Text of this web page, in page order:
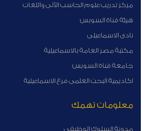
مركز تدريب علوم الحاسب الآلى واللغات
هيئة قناة السوبس
نادى الاسماعيلى
مكتبة مصر العامة بالاسماعيلية
جامعة قناة السويس
اكاديمية البحث العلمى فرع الاسماعيلية
معلومات تهمك
مدونة السلوك الوظيفى